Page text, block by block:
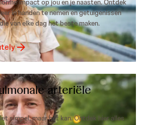
impact op jou en je naasten. Ontdek
in handen te nemen en getuigenissen
van elke dag het beste maken.
arteriële
simpel, maar het kan. Ontdek hier alles